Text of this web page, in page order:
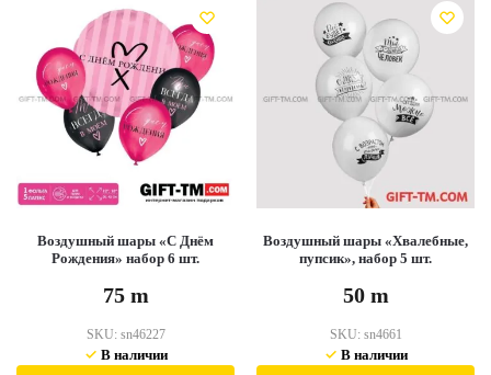
Воздушный шары «С Днём
Рождения» набор 6 шт.
75 m
SKU: sn46227
В наличии
Воздушный шары «Хвалебные,
пупсик», набор 5 шт.
50 m
SKU: sn4661
В наличии